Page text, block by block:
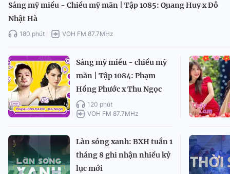
Sáng mỹ miều - Chiều mỹ mãn | Tập 1085: Quang Huy x Đỗ
Nhật Hà
180 phút VOH FM 87.7MHz
Sáng mỹ miều - chiều mỹ
mãn | Tập 1084: Phạm
Hồng Phước x Thu Ngọc
120 phút
VOH FM 87.7MHz
Làn sóng xanh: BXH tuần 1
tháng 8 ghi nhận nhiều kỷ
lục mới